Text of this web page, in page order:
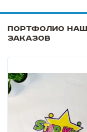
Портфолио
заказов